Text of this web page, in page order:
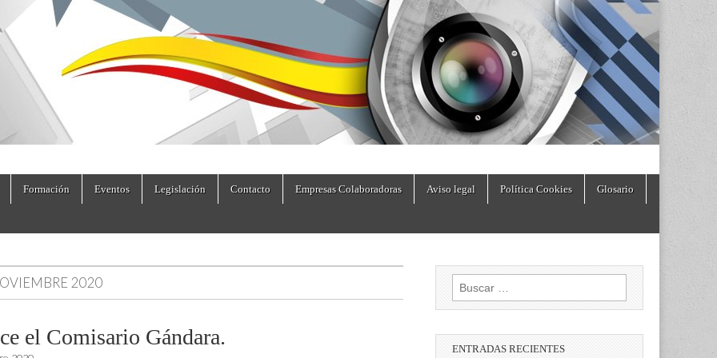
Formación Eventos Legislación Contacto Empresas Colaboradoras Aviso legal Política Cookies Glosario
2020
el Comisario Gándara.
Buscar:
ENTRADAS RECIENTES